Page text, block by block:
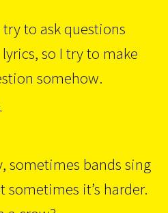
try to ask questions
so I try to make
somehow.
sometimes bands sing
it’s harder.